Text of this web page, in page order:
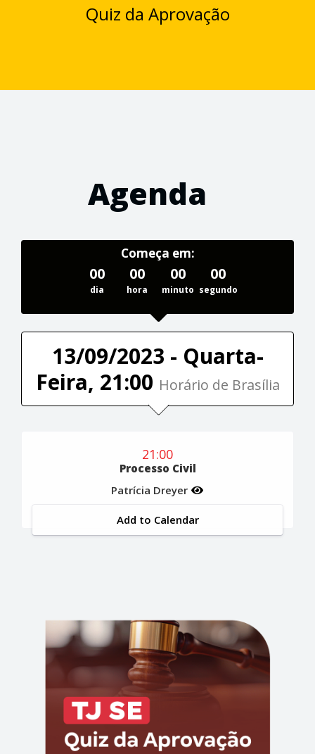
Quiz da Aprovação
Agenda
Começa em:
00
dia
00
hora
00
minuto
00
segundo
13/09/2023 - Quarta-
Feira, 21:00 Horário de Brasília
21:00
Processo Civil
Patrícia Dreyer
Add to Calendar